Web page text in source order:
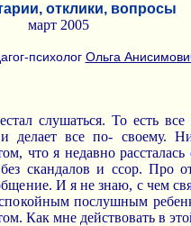
отклики, вопросы
март 2005
психолог Ольга
слушаться. То есть
делает все по- своему.
что я недавно
скандалов и ссор. Про
И я не знаю, с чем
послушным
Как мне действовать в